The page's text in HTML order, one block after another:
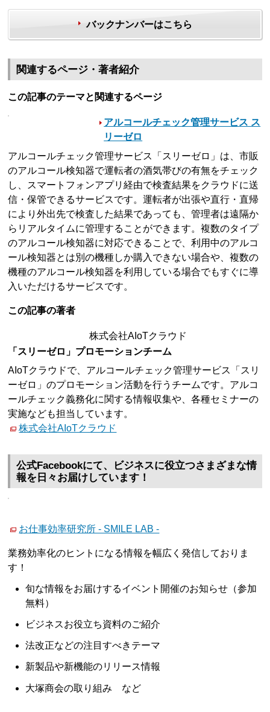
バックナンバーはこちら
関連するページ・著者紹介
この記事のテーマと関連するページ
アルコールチェック管理サービス ス
リーゼロ
アルコールチェック管理サービス「スリーゼロ」は、市販
のアルコール検知器で運転者の酒気帯びの有無をチェック
し、スマートフォンアプリ経由で検査結果をクラウドに送
信・保管できるサービスです。運転者が出張や直行・直帰
により外出先で検査した結果であっても、管理者は遠隔か
らリアルタイムに管理することができます。複数のタイプ
のアルコール検知器に対応できることで、利用中のアルコ
ール検知器とは別の機種しか購入できない場合や、複数の
機種のアルコール検知器を利用している場合でもすぐに導
入いただけるサービスです。
この記事の著者
株式会社AIoTクラウド
「スリーゼロ」プロモーションチーム
AIoTクラウドで、アルコールチェック管理サービス「スリ
ーゼロ」のプロモーション活動を行うチームです。アルコ
ールチェック義務化に関する情報収集や、各種セミナーの
実施なども担当しています。
株式会社AIoTクラウド
公式Facebookにて、ビジネスに役立つさまざまな情
報を日々お届けしています！
お仕事効率研究所 - SMILE LAB -
業務効率化のヒントになる情報を幅広く発信しておりま
す！
旬な情報をお届けするイベント開催のお知らせ（参加
無料）
ビジネスお役立ち資料のご紹介
法改正などの注目すべきテーマ
新製品や新機能のリリース情報
大塚商会の取り組み など